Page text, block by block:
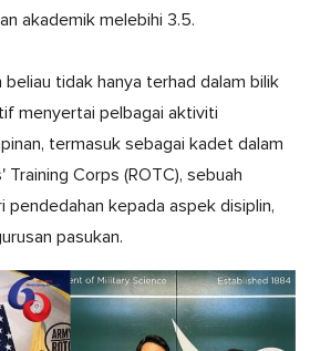
akademik melebihi 3.5.
beliau tidak hanya terhad dalam bilik
menyertai pelbagai aktiviti
termasuk sebagai kadet dalam
Corps (ROTC), sebuah
pendedahan kepada aspek disiplin,
pasukan.